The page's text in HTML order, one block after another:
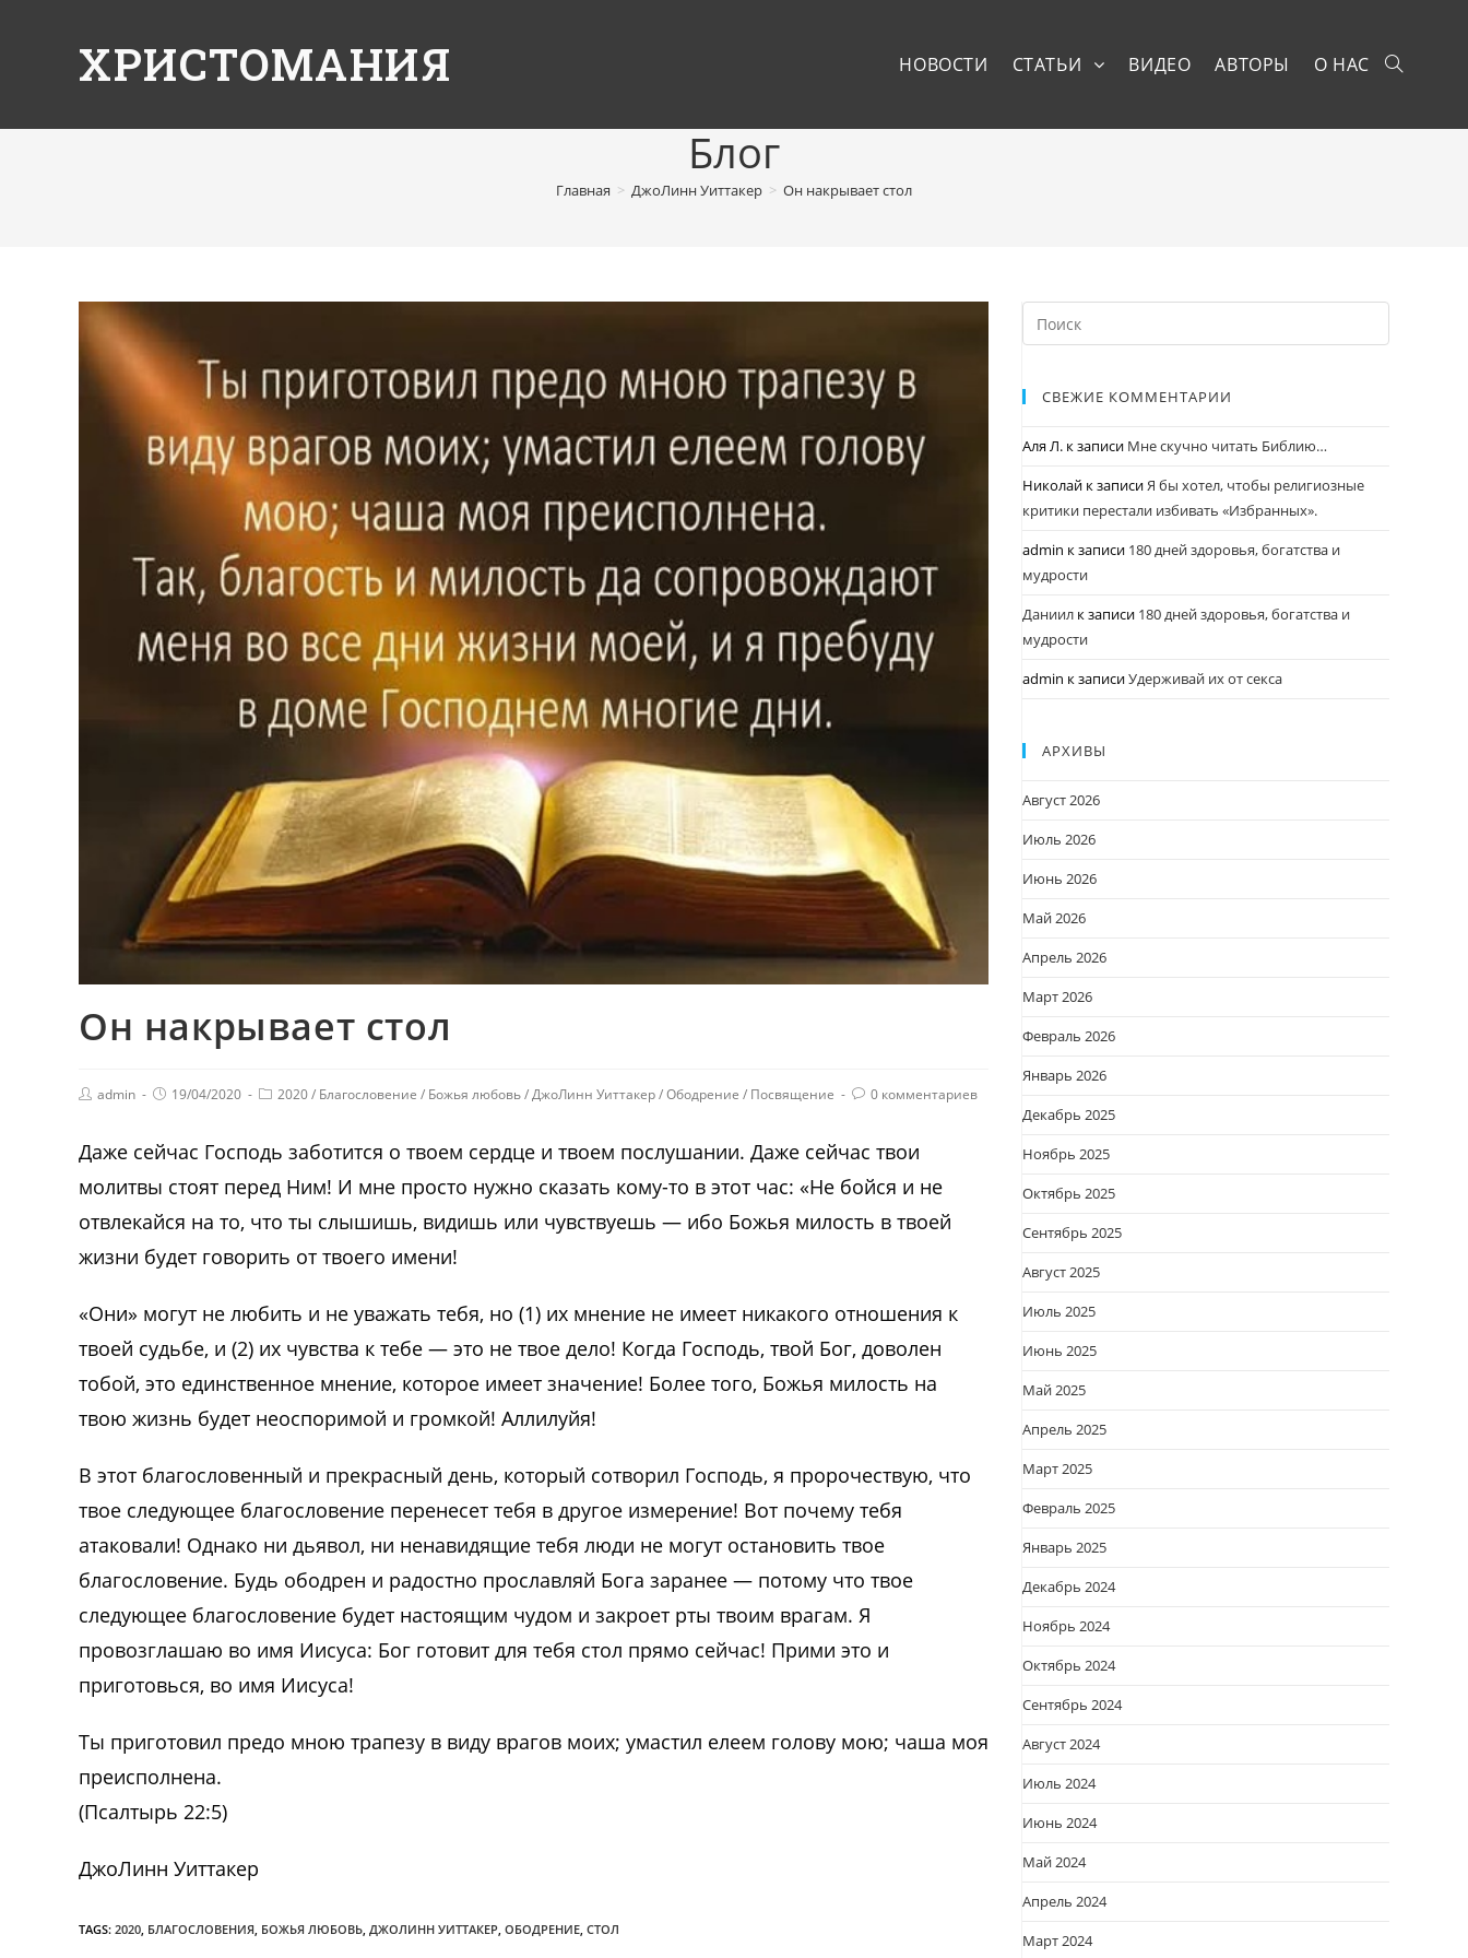
ХРИСТОМАНИЯ НОВОСТИ СТАТЬИ ВИДЕО АВТОРЫ О НАС
Блог
Главная > ДжоЛинн Уиттакер > Он накрывает стол
Он накрывает стол
admin 19/04/2020 2020/ Благословение / Божья любовь/ДжоЛинн Уиттакер/Ободрение / Посвящение 0 комментариев
Даже сейчас Господь заботится о твоем сердце и твоем послушании. Даже сейчас твои
молитвы стоят перед Ним! И мне просто нужно сказать кому-то в этот час: «Не бойся и не
отвлекайся на то, что ты слышишь, видишь или чувствуешь — ибо Божья милость в твоей
жизни будет говорить от твоего имени!
«Они» могут не любить и не уважать тебя, но (1) их мнение не имеет никакого отношения к
твоей судьбе, и (2) их чувства к тебе — это не твое дело! Когда Господь, твой Бог, доволен
тобой, это единственное мнение, которое имеет значение! Более того, Божья милость на
твою жизнь будет неоспоримой и громкой! Аллилуйя!
В этот благословенный и прекрасный день, который сотворил Господь, я пророчествую, что
твое следующее благословение перенесет тебя в другое измерение! Вот почему тебя
атаковали! Однако ни дьявол, ни ненавидящие тебя люди не могут остановить твое
благословение. Будь ободрен и радостно прославляй Бога заранее — потому что твое
следующее благословение будет настоящим чудом и закроет рты твоим врагам. Я
провозглашаю во имя Иисуса: Бог готовит для тебя стол прямо сейчас! Прими это и
приготовься, во имя Иисуса!
Ты приготовил предо мною трапезу в виду врагов моих; умастил елеем голову мою; чаша моя
преисполнена.
(Псалтырь 22:5)
ДжоЛинн Уиттакер
TAGS: 2020 БЛАГОСЛОВЕНИЯ БОЖЬЯ ЛЮБОВЬ ДЖОЛИНН УИТТАКЕР ОБОДРЕНИЕ СТОЛ
СВЕЖИЕ КОММЕНТАРИИ
Аля Л. к записи Мне скучно читать Библию…
Николай к записиЯ бы хотел, чтобы религиозные
критики перестали избивать «Избранных».
admin к записи 180 дней здоровья, богатства и
мудрости
Даниил к записи 180 дней здоровья, богатства и
мудрости
admin к записиУдерживай их от секса
АРХИВЫ
Август 2026
Июль 2026
Июнь 2026
Май 2026
Апрель 2026
Март 2026
Февраль 2026
Январь 2026
Декабрь 2025
Ноябрь 2025
Октябрь 2025
Сентябрь 2025
Август 2025
Июль 2025
Июнь 2025
Май 2025
Апрель 2025
Март 2025
Февраль 2025
Январь 2025
Декабрь 2024
Ноябрь 2024
Октябрь 2024
Сентябрь 2024
Август 2024
Июль 2024
Июнь 2024
Май 2024
Апрель 2024
Март 2024